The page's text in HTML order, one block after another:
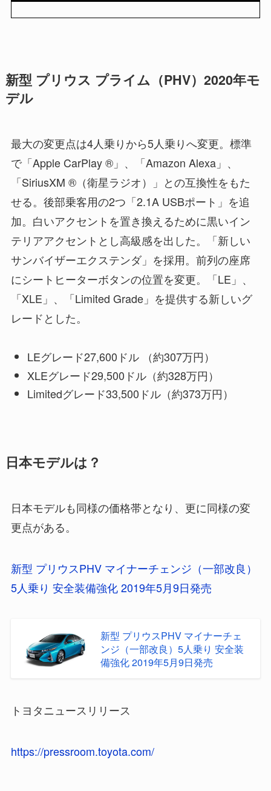
新型 プリウス プライム（PHV）2020年モ
デル
最大の変更点は4人乗りから5人乗りへ変更。標準
で「Apple CarPlay ®」、「Amazon Alexa」、
「SiriusXM ®（衛星ラジオ）」との互換性をもた
せる。後部乗客用の2つ「2.1A USBポート」を追
加。白いアクセントを置き換えるために黒いイン
テリアアクセントとし高級感を出した。「新しい
サンバイザーエクステンダ」を採用。前列の座席
にシートヒーターボタンの位置を変更。「LE」、
「XLE」、「Limited Grade」を提供する新しいグ
レードとした。
LEグレード27,600ドル （約307万円）
XLEグレード29,500ドル（約328万円）
Limitedグレード33,500ドル（約373万円）
日本モデルは？
日本モデルも同様の価格帯となり、更に同様の変
更点がある。
新型 プリウスPHV マイナーチェンジ（一部改良）
5人乗り 安全装備強化 2019年5月9日発売
新型 プリウスPHV マイナーチェ
ンジ（一部改良）5人乗り 安全装
備強化 2019年5月9日発売
トヨタニュースリリース
https://pressroom.toyota.com/